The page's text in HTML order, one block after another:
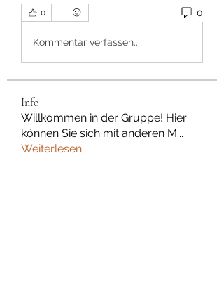
0 0
Kommentar verfassen...
Info
Willkommen in der Gruppe! Hier
können Sie sich mit anderen M...
Weiterlesen